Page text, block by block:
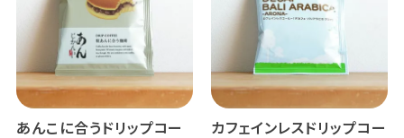
あんこに合うドリップコー
カフェインレスドリップコー